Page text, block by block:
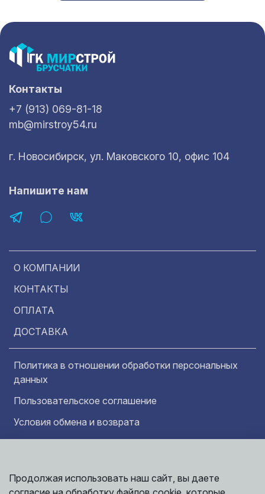
О КОМПАНИИ
КОНТАКТЫ
ОПЛАТА
ДОСТАВКА
Политика в отношении обработки персональных
данных
Пользовательское соглашение
Условия обмена и возврата
Контакты
+7 (913) 069-81-18
mb@mirstroy54.ru
г. Новосибирск, ул. Маковского 10, офис 104
Напишите нам
Информация представленная на сайте
носит исключительно ознакомительный
Продолжая использовать наш сайт, вы даете